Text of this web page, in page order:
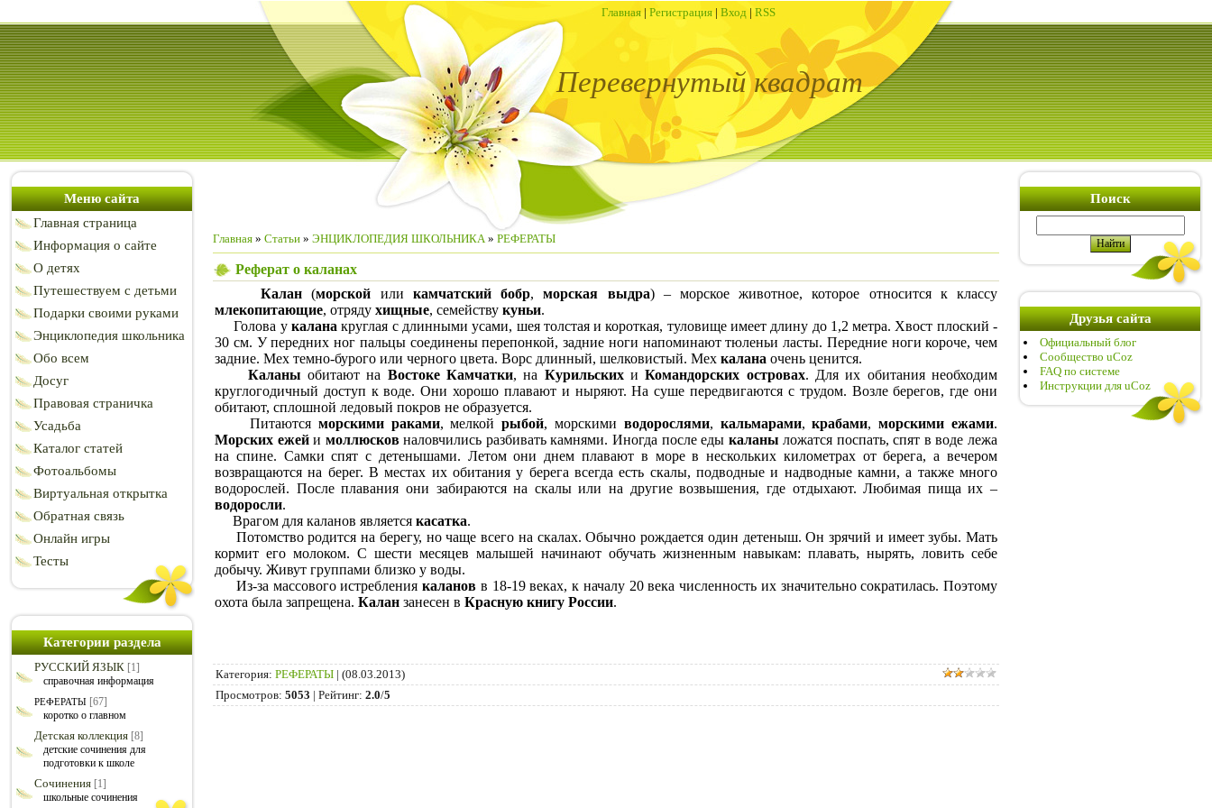
Главная | Регистрация | Вход | RSS
Перевернутый квадрат
Меню сайта
Главная страница
Информация о сайте
О детях
Путешествуем с детьми
Подарки своими руками
Энциклопедия школьника
Обо всем
Досуг
Правовая страничка
Усадьба
Каталог статей
Фотоальбомы
Виртуальная открытка
Обратная связь
Онлайн игры
Тесты
Категории раздела
РУССКИЙ ЯЗЫК [1]
справочная информация
РЕФЕРАТЫ [67]
коротко о главном
Детская коллекция [8]
детские сочинения для
подготовки к школе
Сочинения [1]
школьные сочинения
Главная » Статьи » ЭНЦИКЛОПЕДИЯ ШКОЛЬНИКА» РЕФЕРАТЫ
Реферат о каланах
Калан (морской или камчатский бобр,морская выдра) – морское животное, которое относится к классу
млекопитающие, отряду хищные, семейству куньи.
Голова укаланакруглая с длинными усами, шея толстая и короткая, туловище имеет длину до 1,2 метра. Хвост плоский -
30 см. У передних ног пальцы соединены перепонкой, задние ноги напоминают тюленьи ласты. Передние ноги короче, чем
задние. Мех темно-бурого или черного цвета. Ворс длинный, шелковистый. Мех калана очень ценится.
Каланыобитают на Востоке Камчатки, на КурильскихиКомандорских островах. Для их обитания необходим
круглогодичный доступ к воде. Они хорошо плавают и ныряют. На суше передвигаются с трудом. Возле берегов, где они
обитают, сплошной ледовый покров не образуется.
Питаются морскими раками, мелкойрыбой, морскими водорослями, кальмарами,крабами,морскими ежами.
Морских ежейи моллюсковналовчились разбивать камнями. Иногда после еды каланыложатся поспать, спят в воде лежа
на спине. Самки спят с детенышами. Летом они днем плавают в море в нескольких километрах от берега, а вечером
возвращаются на берег. В местах их обитания у берега всегда есть скалы, подводные и надводные камни, а также много
водорослей. После плавания они забираются на скалы или на другие возвышения, где отдыхают. Любимая пища их –
водоросли.
Врагом для каланов является касатка.
Потомство родится на берегу, но чаще всего на скалах. Обычно рождается один детеныш. Он зрячий и имеет зубы. Мать
кормит его молоком. С шести месяцев малышей начинают обучать жизненным навыкам: плавать, нырять, ловить себе
добычу. Живут группами близко у воды.
Из-за массового истребления каланов в 18-19 веках, к началу 20 века численность их значительно сократилась. Поэтому
охота была запрещена. Калан занесен в Красную книгу России.
Категория: РЕФЕРАТЫ | (08.03.2013)
Просмотров: 5053 | Рейтинг: 2.0/5
Поиск
Друзья сайта
Официальный блог
Сообщество uCoz
FAQ по системе
Инструкции для uCoz